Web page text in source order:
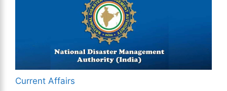
Current Affairs